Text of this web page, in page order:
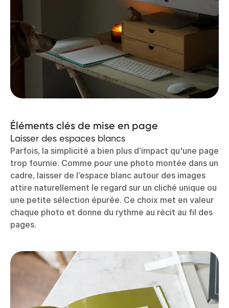
Éléments clés de mise en page
Laisser des espaces blancs
Parfois, la simplicité a bien plus d’impact qu'une page
trop fournie. Comme pour une photo montée dans un
cadre, laisser de l’espace blanc autour des images
attire naturellement le regard sur un cliché unique ou
une petite sélection épurée. Ce choix met en valeur
chaque photo et donne du rythme au récit au fil des
pages.